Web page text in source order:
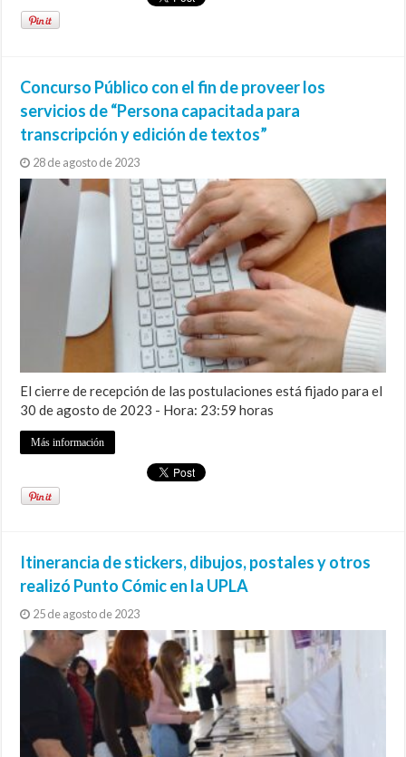
Concurso Público con el fin de proveer los
servicios de “Persona capacitada para
transcripción y edición de textos”
28 de agosto de 2023
El cierre de recepción de las postulaciones está fijado para el
30 de agosto de 2023 - Hora: 23:59 horas
Más información
Itinerancia de stickers, dibujos, postales y otros
realizó Punto Cómic en la UPLA
25 de agosto de 2023